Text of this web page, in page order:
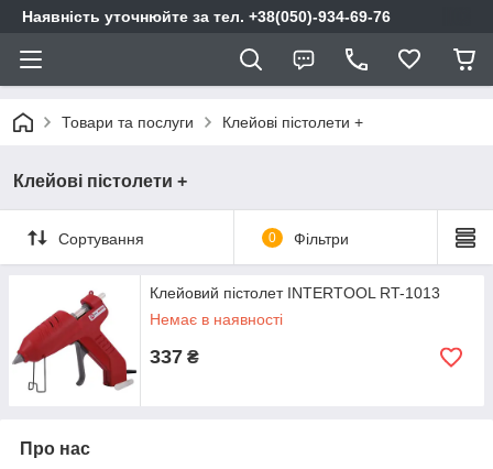
Наявність уточнюйте за тел. +38(050)-934-69-76
Товари та послуги Клейові пістолети +
Клейові пістолети +
Сортування 0 Фільтри
Клейовий пістолет INTERTOOL RT-1013
Немає в наявності
337 ₴
Про нас